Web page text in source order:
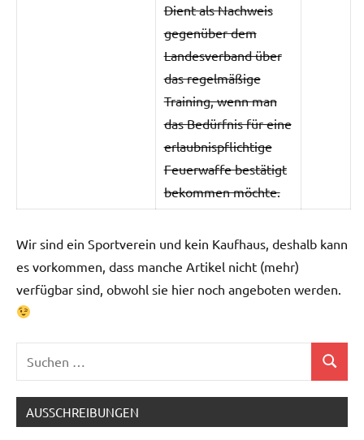
Dient als Nachweis
gegenüber dem
Landesverband über
das regelmäßige
Training, wenn man
das Bedürfnis für eine
erlaubnispflichtige
Feuerwaffe bestätigt
bekommen möchte.
Wir sind ein Sportverein und kein Kaufhaus, deshalb kann
es vorkommen, dass manche Artikel nicht (mehr)
verfügbar sind, obwohl sie hier noch angeboten werden.
Suchen
AUSSCHREIBUNGEN